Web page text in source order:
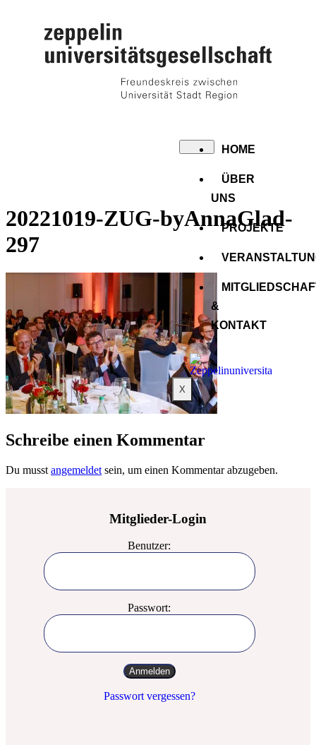
HOME
ÜBER
UNS
PROJEKTE
&
KONTAKT
X
20221019-ZUG-byAnnaGlad-
297
Schreibe einen Kommentar
Du musst angemeldet sein, um einen Kommentar abzugeben.
Mitglieder-Login
Benutzer:
Passwort:
Passwort vergessen?